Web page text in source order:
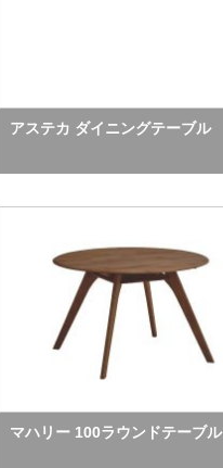
アステカ ダイニングテーブル
マハリー 100ラウンドテーブル